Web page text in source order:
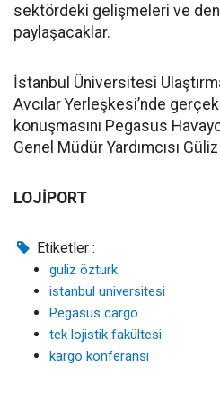
sektördeki gelişmeleri ve
paylaşacaklar.
İstanbul Üniversitesi
Avcılar Yerleşkesi’nde
konuşmasını Pegasus
Genel Müdür Yardımcısı
LOJİPORT
Etiketler :
guliz özturk
istanbul universitesi
Pegasus cargo
tek lojistik fakültesi
kargo konferansı